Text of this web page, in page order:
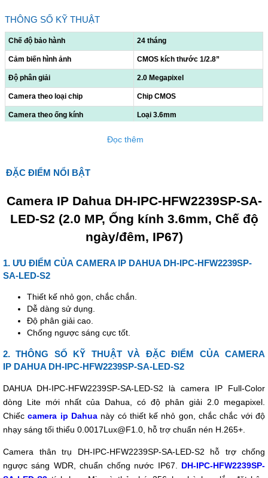
THÔNG SỐ KỸ THUẬT
Chế độ bảo hành 24 tháng
Cảm biến hình ảnh CMOS kích thước 1/2.8”
Độ phân giải 2.0 Megapixel
Camera theo loại chip Chip CMOS
Camera theo ống kính Loại 3.6mm
Hỗ trợ khác
hiện điện áp.
– Chuẩn chống nước IP67.
DC 12V
Đọc thêm
ĐẶC ĐIỂM NỔI BẬT
Camera IP Dahua DH-IPC-HFW2239SP-SA-
LED-S2 (2.0 MP, Ống kính 3.6mm, Chế độ
ngày/đêm, IP67)
1. ƯU ĐIỂM CỦA CAMERA IP DAHUA DH-IPC-HFW2239SP-
SA-LED-S2
Thiết kế nhỏ gọn, chắc chắn.
Dễ dàng sử dụng.
Độ phân giải cao.
Chống ngược sáng cực tốt.
2. THÔNG SỐ KỸ THUẬT VÀ ĐẶC ĐIỂM CỦA CAMERA
IP DAHUA DH-IPC-HFW2239SP-SA-LED-S2
DAHUA DH-IPC-HFW2239SP-SA-LED-S2 là camera IP Full-Color
dòng Lite mới nhất của Dahua, có độ phân giải 2.0 megapixel.
Chiếccamera ip Dahuanày có thiết kế nhỏ gọn, chắc chắc với độ
nhạy sáng tối thiểu 0.0017Lux@F1.0, hỗ trợ chuẩn nén H.265+.
Camera thân trụ DH-IPC-HFW2239SP-SA-LED-S2 hỗ trợ chống
ngược sáng WDR, chuẩn chống nước IP67. DH-IPC-HFW2239SP-